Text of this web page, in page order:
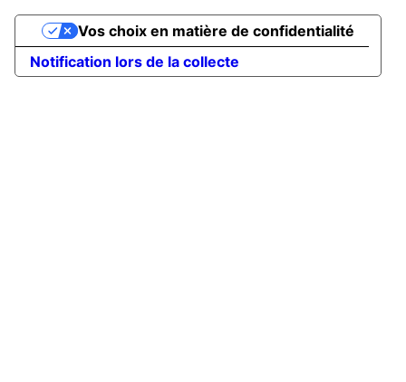
Notification lors de la collecte
Vos choix en matière de confidentialité